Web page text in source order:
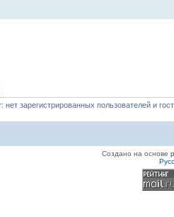
зарегистрированных пользователей и
Создано на основе